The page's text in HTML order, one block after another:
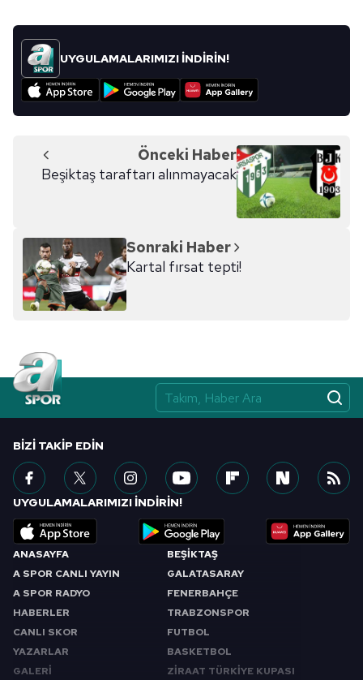
UYGULAMALARIMIZI İNDİRİN!
Önceki Haber
Beşiktaş taraftarı alınmayacak
Sonraki Haber
Kartal fırsat tepti!
ANASAYFA
A SPOR CANLI YAYIN
A SPOR RADYO
HABERLER
CANLI SKOR
YAZARLAR
GALERİ
BEŞİKTAŞ
GALATASARAY
FENERBAHÇE
TRABZONSPOR
FUTBOL
BASKETBOL
ZİRAAT TÜRKİYE KUPASI
BIZI TAKIP EDIN
UYGULAMALARIMIZI İNDİRİN!